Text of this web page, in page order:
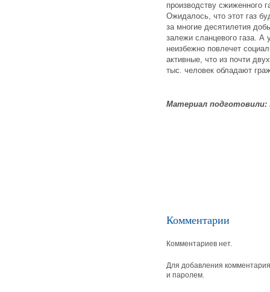
производству сжиженного
Ожидалось, что этот газ
за многие десятилетия
залежи сланцевого газа. А
неизбежно повлечет
активные, что из почти
тыс. человек обладают
Материал подготовили:
Комментарии
Комментариев нет.
Для добавления
и паролем.